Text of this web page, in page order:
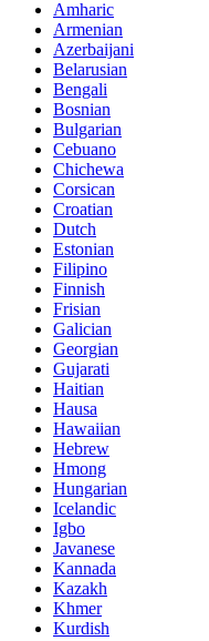
Amharic
Armenian
Azerbaijani
Belarusian
Bengali
Bosnian
Bulgarian
Cebuano
Chichewa
Corsican
Croatian
Dutch
Estonian
Filipino
Finnish
Frisian
Galician
Georgian
Gujarati
Haitian
Hausa
Hawaiian
Hebrew
Hmong
Hungarian
Icelandic
Igbo
Javanese
Kannada
Kazakh
Khmer
Kurdish